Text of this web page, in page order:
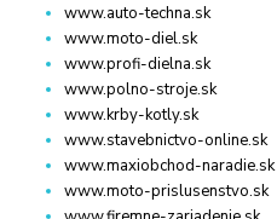
www.auto-techna.sk
www.moto-diel.sk
www.profi-dielna.sk
www.polno-stroje.sk
www.krby-kotly.sk
www.stavebnictvo-online.sk
www.maxiobchod-naradie.sk
www.moto-prislusenstvo.sk